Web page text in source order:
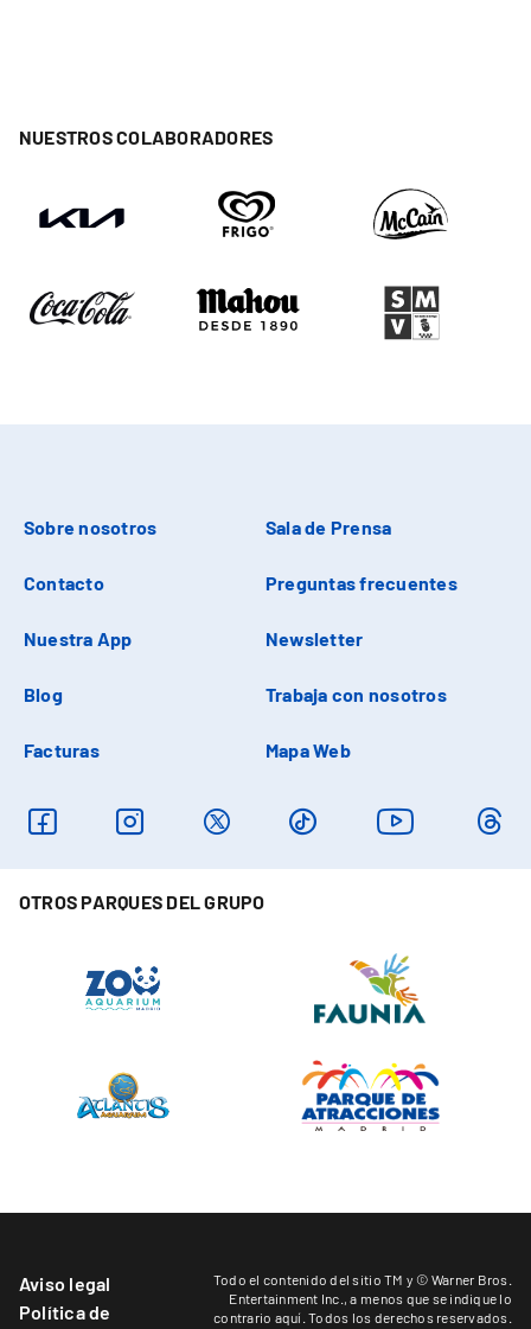
NUESTROS COLABORADORES
Sobre nosotros Sala de Prensa
Contacto Preguntas frecuentes
Nuestra App Newsletter
Blog Trabaja con nosotros
Facturas Mapa Web
OTROS PARQUES DEL GRUPO
Aviso legal
Política de
Todo el contenido del sitio TM y © Warner Bros.
Entertainment Inc.,a menos que se indique lo
contrario aquí . Todos los derechos reservados.